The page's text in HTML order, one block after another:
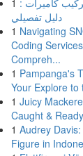
1 كاميرات :
دليل تفصيلي
1 Navigating
Coding
Compreh...
1 Pampanga's
Your Explore to
1 Juicy
Caught &
1 Audrey
Figure in